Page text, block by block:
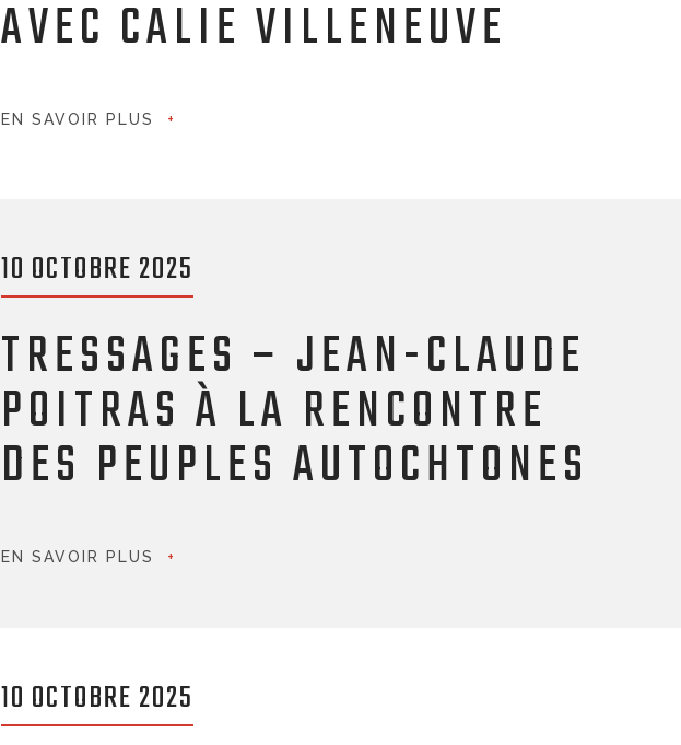
AVEC CALIE VILLENEUVE
EN SAVOIR PLUS
10 OCTOBRE 2025
TRESSAGES – JEAN-CLAUDE
POITRAS À LA RENCONTRE
DES PEUPLES AUTOCHTONES
EN SAVOIR PLUS
10 OCTOBRE 2025